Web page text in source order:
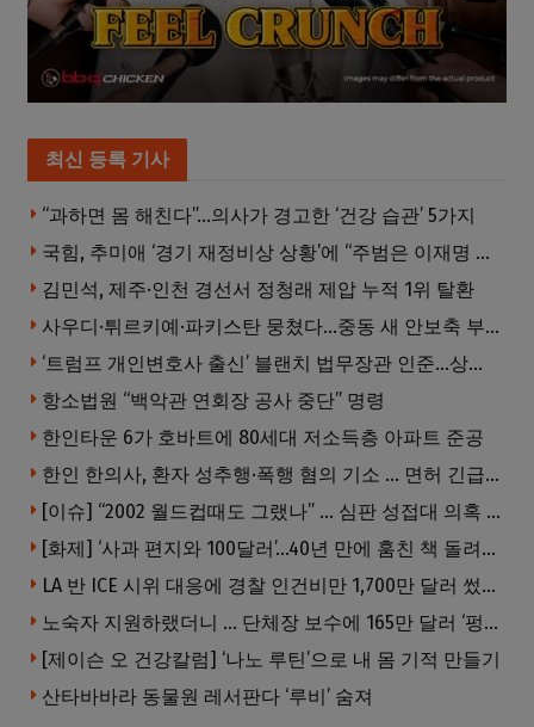
최신 등록 기사
“과하면 몸 해친다”…의사가 경고한 ‘건강 습관’ 5가지
국힘, 추미애 ‘경기 재정비상 상황’에 “주범은 이재명 전 지사”
김민석, 제주·인천 경선서 정청래 제압 누적 1위 탈환
사우디·튀르키예·파키스탄 뭉쳤다…중동 새 안보축 부상하나
‘트럼프 개인변호사 출신’ 블랜치 법무장관 인준…상원 50대49 가결
항소법원 “백악관 연회장 공사 중단” 명령
한인타운 6가 호바트에 80세대 저소득층 아파트 준공
한인 한의사, 환자 성추행·폭행 혐의 기소 … 면허 긴급정지
[이슈] “2002 월드컵때도 그랬나” … 심판 성접대 의혹 해외로 일파만파, 4강 신화까지 불똥
[화제] ‘사과 편지와 100달러’…40년 만에 훔친 책 돌려준 절도범
LA 반 ICE 시위 대응에 경찰 인건비만 1,700만 달러 썼다.
노숙자 지원하랬더니 … 단체장 보수에 165만 달러 ‘펑펑’
[제이슨 오 건강칼럼] ‘나노 루틴’으로 내 몸 기적 만들기
산타바바라 동물원 레서판다 ‘루비’ 숨져